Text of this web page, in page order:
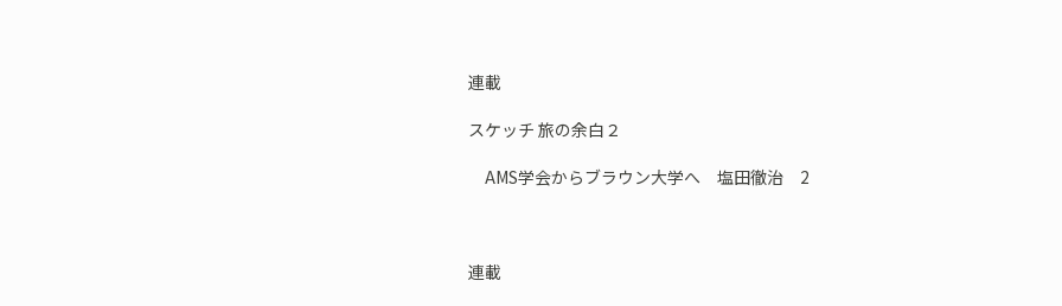
連載
スケッチ 旅の余白２
AMS学会からブラウン大学へ 塩田徹治 2
連載